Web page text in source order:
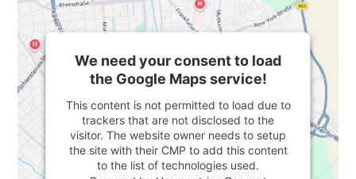
We need your consent to load
the Google Maps service!
This content is not permitted to load due to
trackers that are not disclosed to the
visitor. The website owner needs to setup
the site with their CMP to add this content
to the list of technologies used.